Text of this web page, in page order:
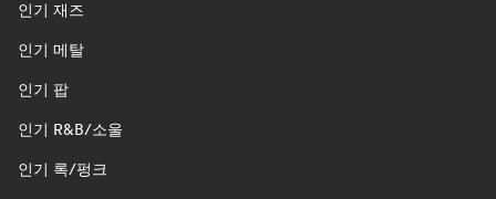
인기 재즈
인기 메탈
인기 팝
인기 R&B/소울
인기 록/펑크